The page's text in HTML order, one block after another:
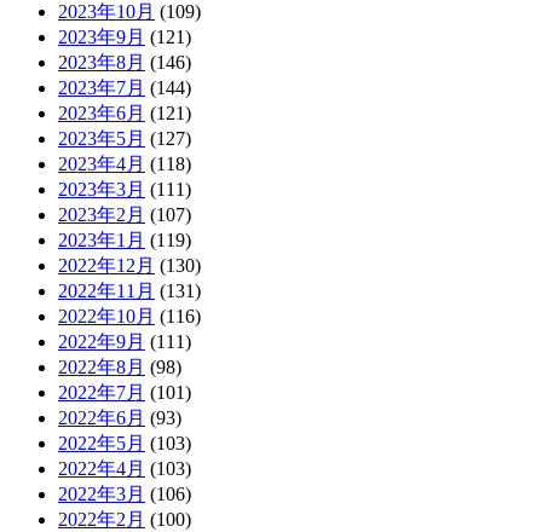
2023年10月 (109)
2023年9月 (121)
2023年8月 (146)
2023年7月 (144)
2023年6月 (121)
2023年5月 (127)
2023年4月 (118)
2023年3月 (111)
2023年2月 (107)
2023年1月 (119)
2022年12月 (130)
2022年11月 (131)
2022年10月 (116)
2022年9月 (111)
2022年8月 (98)
2022年7月 (101)
2022年6月 (93)
2022年5月 (103)
2022年4月 (103)
2022年3月 (106)
2022年2月 (100)